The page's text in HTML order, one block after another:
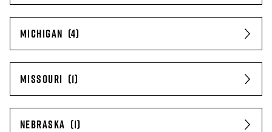
MICHIGAN
MISSOURI
NEBRASKA